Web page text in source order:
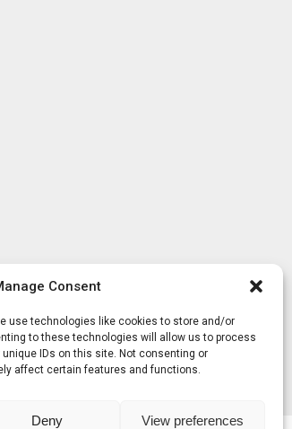
Consent
use technologies like cookies to store and/or
to these technologies will allow us to process
IDs on this site. Not consenting or
affect certain features and functions.
Deny View preferences